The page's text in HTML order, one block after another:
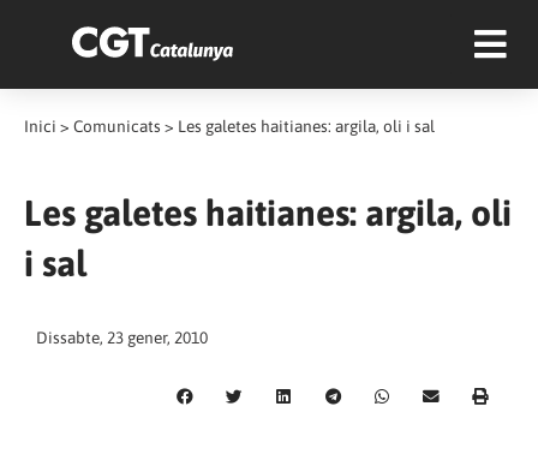
Inici > Comunicats > Les galetes haitianes: argila, oli i sal
Les galetes haitianes: argila, oli
i sal
Dissabte, 23 gener, 2010